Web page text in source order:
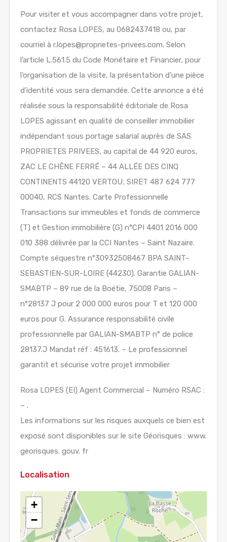
Pour visiter et vous accompagner dans votre projet,
contactez Rosa LOPES, au 0682437418 ou, par
courriel à r.lopes@proprietes-privees.com. Selon
l’article L.561.5 du Code Monétaire et Financier, pour
l’organisation de la visite, la présentation d’une pièce
d’identité vous sera demandée. Cette annonce a été
réalisée sous la responsabilité éditoriale de Rosa
LOPES agissant en qualité de conseiller immobilier
indépendant sous portage salarial auprès de SAS
PROPRIETES PRIVEES, au capital de 44 920 euros,
ZAC LE CHÊNE FERRÉ – 44 ALLÉE DES CINQ
CONTINENTS 44120 VERTOU; SIRET 487 624 777
00040, RCS Nantes. Carte Professionnelle
Transactions sur immeubles et fonds de commerce
(T) et Gestion immobilière (G) n°CPI 4401 2016 000
010 388 délivrée par la CCI Nantes – Saint Nazaire.
Compte séquestre n°30932508467 BPA SAINT-
SEBASTIEN-SUR-LOIRE (44230). Garantie GALIAN-
SMABTP – 89 rue de la Boétie, 75008 Paris –
n°28137 J pour 2 000 000 euros pour T et 120 000
euros pour G. Assurance responsabilité civile
professionnelle par GALIAN-SMABTP n° de police
28137.J Mandat réf : 451613. – Le professionnel
garantit et sécurise votre projet immobilier
Rosa LOPES (EI) Agent Commercial – Numéro RSAC :
– .
Les informations sur les risques auxquels ce bien est
exposé sont disponibles sur le site Géorisques : www.
georisques. gouv. fr
Localisation
+
−